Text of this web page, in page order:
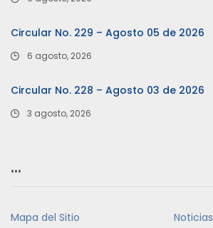
Circular No. 229 – Agosto 05 de 2026
6 agosto, 2026
Circular No. 228 – Agosto 03 de 2026
3 agosto, 2026
…
Mapa del Sitio Noticias